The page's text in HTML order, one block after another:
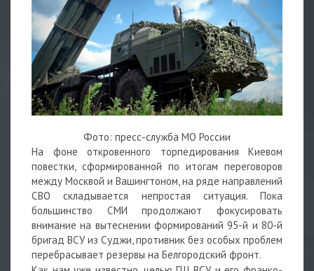
Фото: пресс-служба МО России
На фоне откровенного торпедирования Киевом
повестки, сформированной по итогам переговоров
между Москвой и Вашингтоном, на ряде направлений
СВО складывается непростая ситуация. Пока
большинство СМИ продолжают фокусировать
внимание на вытеснении формирований 95-й и 80-й
бригад ВСУ из Суджи, противник без особых проблем
перебрасывает резервы на Белгородский фронт.